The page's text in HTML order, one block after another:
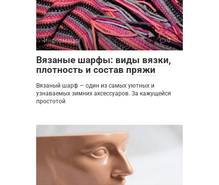
Информация 0
Вязаные шарфы: виды вязки,
плотность и состав пряжи
Вязаный шарф — один из самых уютных и
узнаваемых зимних аксессуаров. За кажущейся
простотой